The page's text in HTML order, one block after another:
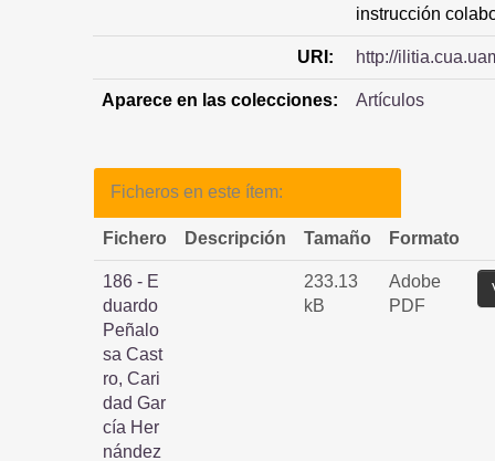
instrucción
URI: http://
Aparece en las colecciones: Artículos
Ficheros en este ítem:
Fichero Descripción Tamaño Formato
186 - E
duardo
Peñalo
sa Cast
ro, Cari
dad Gar
cía Her
nández
233.13
kB
Adobe
PDF